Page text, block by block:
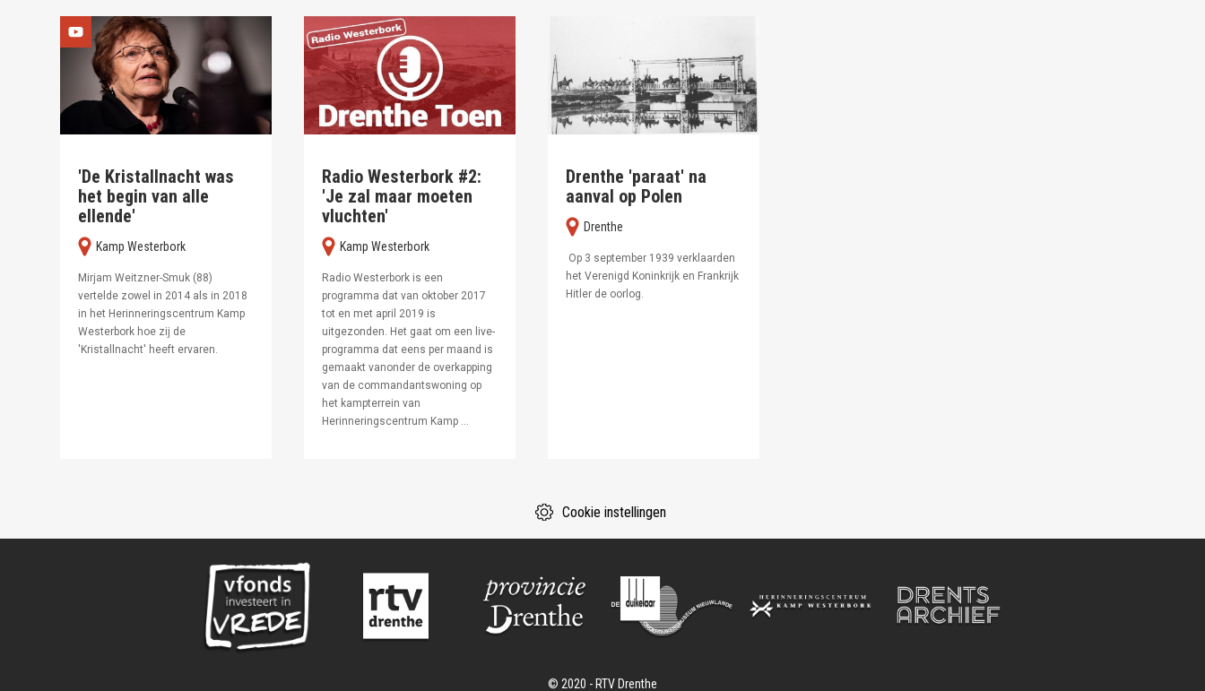
'De Kristallnacht was
het begin van alle
ellende'
Kamp Westerbork
Mirjam Weitzner-Smuk (88)
vertelde zowel in 2014 als in 2018
in het Herinneringscentrum Kamp
Westerbork hoe zij de
'Kristallnacht' heeft ervaren.
Radio Westerbork #2:
'Je zal maar moeten
vluchten'
Kamp Westerbork
Radio Westerbork is een
programma dat van oktober 2017
tot en met april 2019 is
uitgezonden. Het gaat om een live-
programma dat eens per maand is
gemaakt vanonder de overkapping
van de commandantswoning op
het kampterrein van
Herinneringscentrum Kamp ...
Drenthe 'paraat' na
aanval op Polen
Drenthe
Op 3 september 1939 verklaarden
het Verenigd Koninkrijk en Frankrijk
Hitler de oorlog.
Cookie instellingen